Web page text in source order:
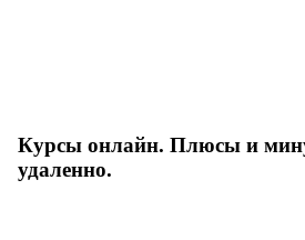
Курсы онлайн. Плюсы и
удаленно.